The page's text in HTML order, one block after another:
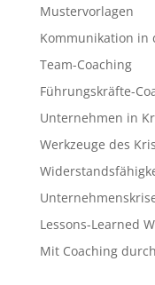
Mustervorlagen
Kommunikation in
Team-Coaching
Führungskräfte-
Unternehmen in
Werkzeuge des
Lessons-Learned
Mit Coaching